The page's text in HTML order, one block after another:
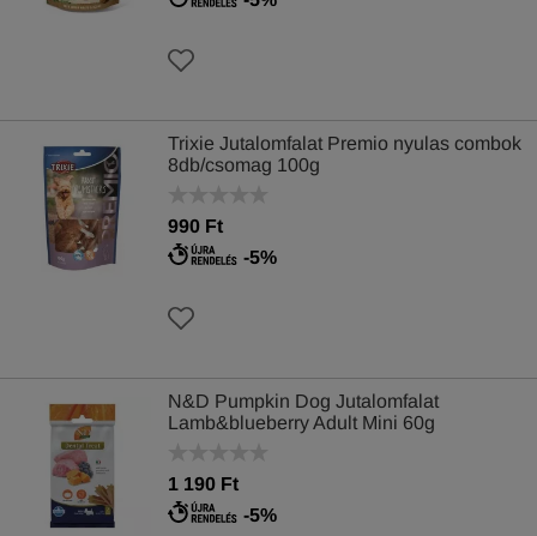
Trixie Jutalomfalat Premio nyulas combok
8db/csomag 100g
990 Ft
-5%
N&D Pumpkin Dog Jutalomfalat
Lamb&blueberry Adult Mini 60g
1 190 Ft
-5%